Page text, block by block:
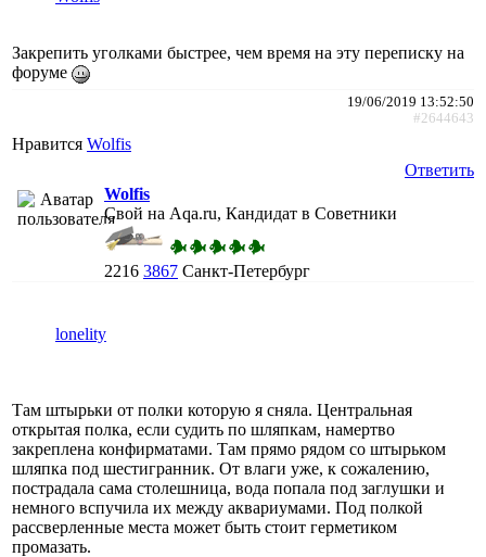
Закрепить уголками быстрее, чем время на эту переписку на
форуме
19/06/2019 13:52:50
#2644643
Нравится Wolfis
Ответить
Wolfis
Свой на Aqa.ru, Кандидат в Советники
2216 3867 Санкт-Петербург
lonelity
Там штырьки от полки которую я сняла. Центральная
открытая полка, если судить по шляпкам, намертво
закреплена конфирматами. Там прямо рядом со штырьком
шляпка под шестигранник. От влаги уже, к сожалению,
пострадала сама столешница, вода попала под заглушки и
немного вспучила их между аквариумами. Под полкой
рассверленные места может быть стоит герметиком
промазать.